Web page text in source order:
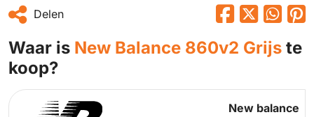
Delen
Waar is New Balance 860v2 Grijs te
koop?
New balance